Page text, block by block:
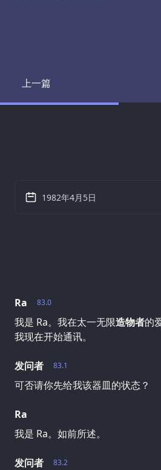
上一篇
Transcript
83.0
Ra
我是 Ra。我在太一无限造物者的
我现在开始通讯。
83.1
发问者
可否请你先给我该器皿的状态？
Ra
我是 Ra。如前所述。
83.2
发问者
1982年4月5日